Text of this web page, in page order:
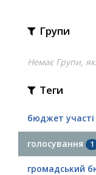
Групи
Немає Групи,
Теги
бюджет участі
голосування 1
громадський